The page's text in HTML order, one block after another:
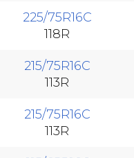
225/75R16C
118R
215/75R16C
113R
215/75R16C
113R